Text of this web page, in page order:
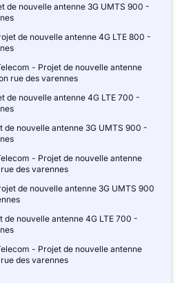
de nouvelle antenne 3G UMTS 900 -
de nouvelle antenne 4G LTE 800 -
- Projet de nouvelle antenne
rue des varennes
de nouvelle antenne 4G LTE 700 -
de nouvelle antenne 3G UMTS 900 -
- Projet de nouvelle antenne
des varennes
de nouvelle antenne 3G UMTS 900
de nouvelle antenne 4G LTE 700 -
- Projet de nouvelle antenne
des varennes